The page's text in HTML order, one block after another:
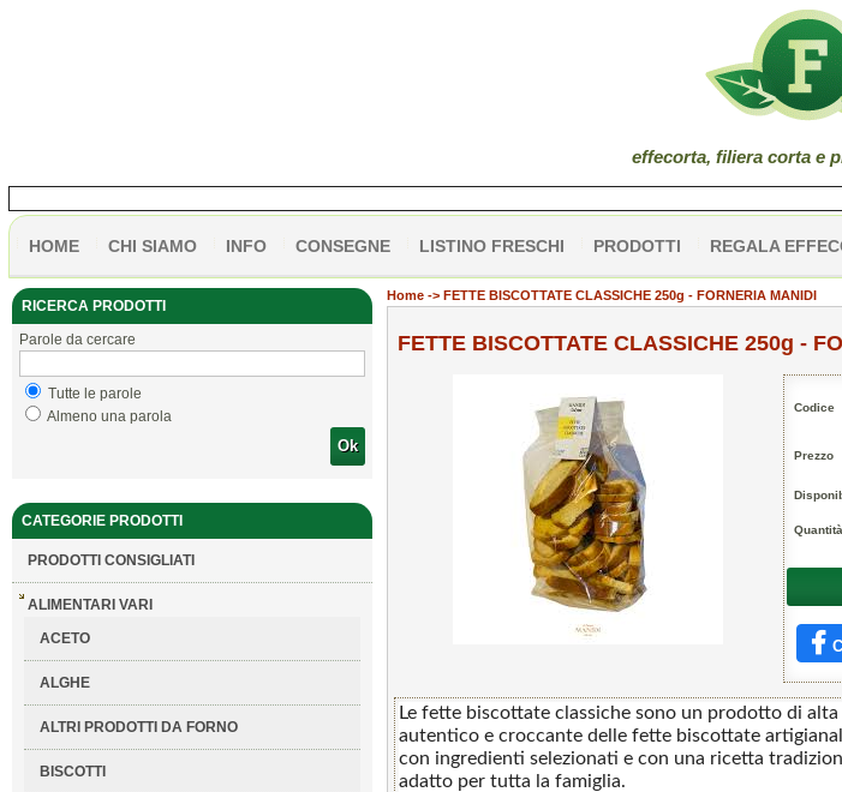
effecorta, filiera corta e
HOME CHI SIAMO INFO CONSEGNE LISTINO FRESCHI PRODOTTI REGALA
RICERCA PRODOTTI
Parole da cercare
Tutte le parole
Almeno una parola
Ok
CATEGORIE PRODOTTI
PRODOTTI CONSIGLIATI
ALIMENTARI VARI
ACETO
ALGHE
ALTRI PRODOTTI DA FORNO
BISCOTTI
Home-> FETTE BISCOTTATE CLASSICHE 250g - FORNERIA MANIDI
FETTE BISCOTTATE CLASSICHE 250g -
Codice
Prezzo
Quantità
Le fette biscottate classiche sono un prodotto di
autentico e croccante delle fette biscottate
con ingredienti selezionati e con una ricetta
adatto per tutta la famiglia.